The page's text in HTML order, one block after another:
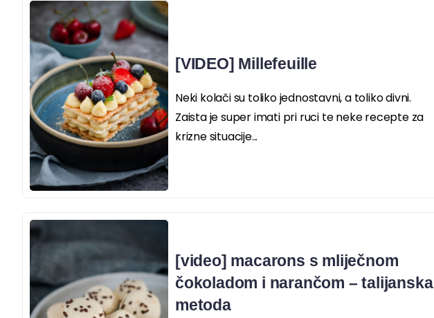
[VIDEO] Millefeuille
Neki kolači su toliko jednostavni, a toliko divni.
Zaista je super imati pri ruci te neke recepte za
krizne situacije...
[video] macarons s mliječnom
čokoladom i narančom – talijanska
metoda